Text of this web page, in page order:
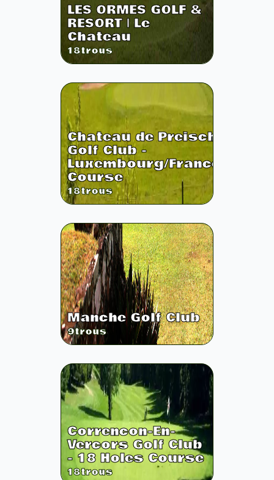
LES ORMES GOLF &
RESORT | Le
Chateau
18trous
Chateau de Preisch
Golf Club -
Luxembourg/France
Course
18trous
Manche Golf Club
9trous
Correncon-En-
Vercors Golf Club
- 18 Holes Course
18trous